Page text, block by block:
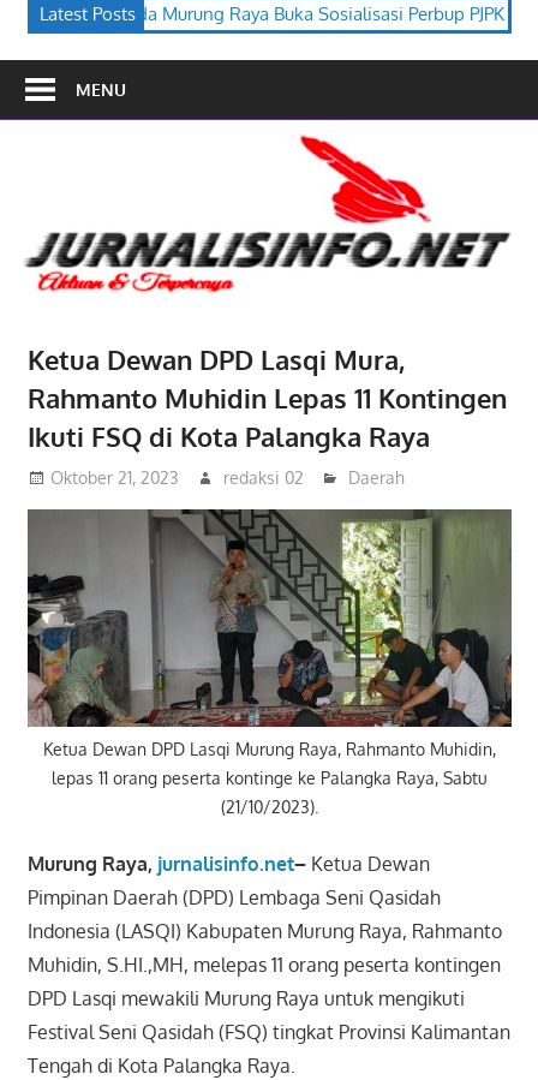
Latest Posts
Raya Buka Sosialisasi Perbup PJPK 2026–2030 Festival
MENU
Ketua Dewan DPD Lasqi Mura,
Rahmanto Muhidin Lepas 11 Kontingen
Ikuti FSQ di Kota Palangka Raya
Oktober 21, 2023 redaksi 02 Daerah
Ketua Dewan DPD Lasqi Murung Raya, Rahmanto Muhidin,
lepas 11 orang peserta kontinge ke Palangka Raya, Sabtu
(21/10/2023).
Murung Raya, jurnalisinfo.net–Ketua Dewan
Pimpinan Daerah (DPD) Lembaga Seni Qasidah
Indonesia (LASQI) Kabupaten Murung Raya, Rahmanto
Muhidin, S.HI.,MH, melepas 11 orang peserta kontingen
DPD Lasqi mewakili Murung Raya untuk mengikuti
Festival Seni Qasidah (FSQ) tingkat Provinsi Kalimantan
Tengah di Kota Palangka Raya.